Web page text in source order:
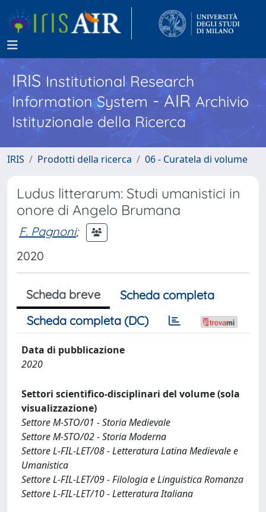
IRISInstitutional Research
Information System - AIR Archivio
Istituzionale della Ricerca
IRIS Prodotti della ricerca 06 - Curatela di volume
Ludus litterarum: Studi umanistici in
onore di Angelo Brumana
F. Pagnoni;
2020
Scheda breve
Scheda completa
Scheda completa (DC)
Data di pubblicazione
2020
Settori scientifico-disciplinari del volume (sola
visualizzazione)
Settore M-STO/01 - Storia Medievale
Settore M-STO/02 - Storia Moderna
Settore L-FIL-LET/08 - Letteratura Latina Medievale e
Umanistica
Settore L-FIL-LET/09 - Filologia e Linguistica Romanza
Settore L-FIL-LET/10 - Letteratura Italiana